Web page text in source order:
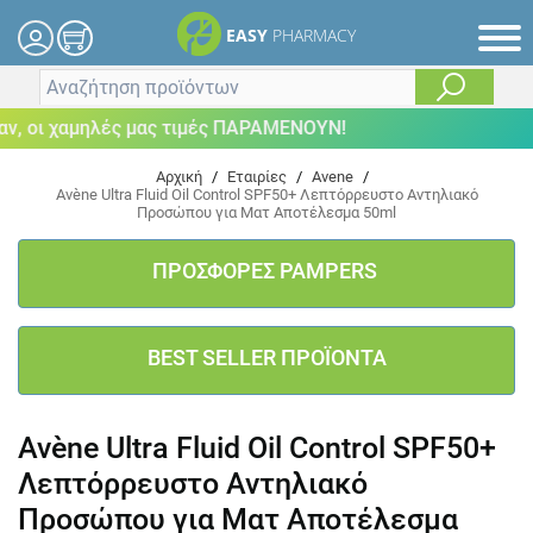
EASY PHARMACY
χαμηλές μας τιμές ΠΑΡΑΜΕΝΟΥΝ!
Αρχική / Εταιρίες / Avene /
Avène Ultra Fluid Οil Control SPF50+ Λεπτόρρευστο Αντηλιακό
Προσώπου για Ματ Αποτέλεσμα 50ml
ΠΡΟΣΦΟΡΕΣ PAMPERS
BEST SELLER ΠΡΟΪΟΝΤΑ
Avène Ultra Fluid Οil Control SPF50+
Λεπτόρρευστο Αντηλιακό
Προσώπου για Ματ Αποτέλεσμα